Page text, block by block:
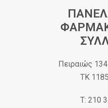
Πειραιώς
ΤΚ
Τ: 210